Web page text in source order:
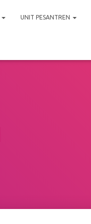
UNIT PESANTREN